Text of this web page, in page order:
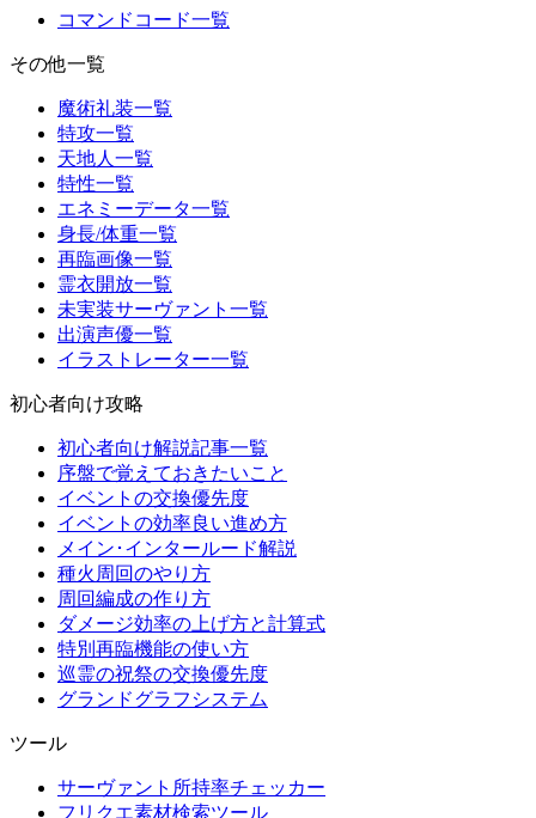
コマンドコード一覧
その他一覧
魔術礼装一覧
特攻一覧
天地人一覧
特性一覧
エネミーデータ一覧
身長/体重一覧
再臨画像一覧
霊衣開放一覧
未実装サーヴァント一覧
出演声優一覧
イラストレーター一覧
初心者向け攻略
初心者向け解説記事一覧
序盤で覚えておきたいこと
イベントの交換優先度
イベントの効率良い進め方
メイン･インタールード解説
種火周回のやり方
周回編成の作り方
ダメージ効率の上げ方と計算式
特別再臨機能の使い方
巡霊の祝祭の交換優先度
グランドグラフシステム
ツール
サーヴァント所持率チェッカー
フリクエ素材検索ツール